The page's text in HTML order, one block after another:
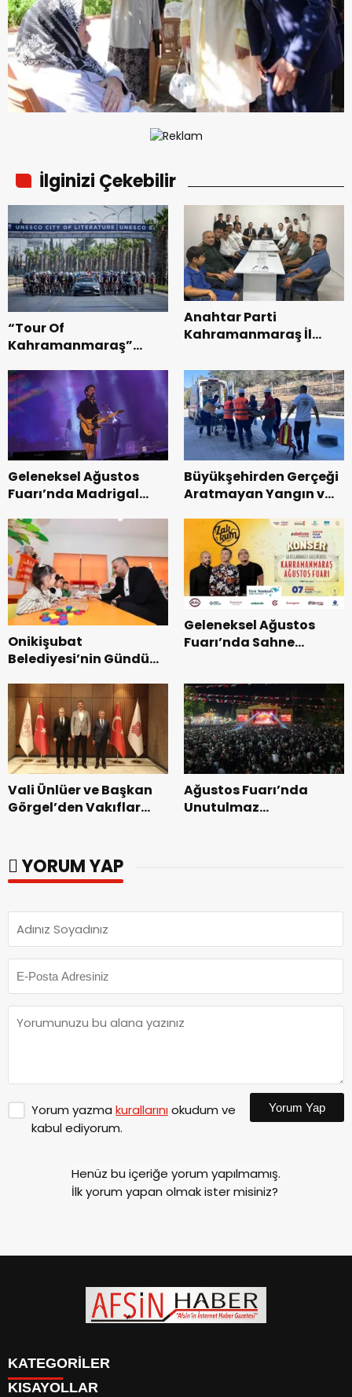
İlginizi Çekebilir
“Tour Of
Kahramanmaraş”
Bisikleti Turnuvası
Tamamlandı.
Anahtar Parti
Kahramanmaraş İl
Teşkilatı ile buluştu.
Geleneksel Ağustos
Fuarı’nda Madrigal
Büyükşehirden Gerçeği
Aratmayan Yangın ve
Onikişubat
Belediyesi’nin Gündüz
dönemin ön kayıtları
başladı.
Geleneksel Ağustos
Fuarı’nda Sahne
Vali Ünlüer ve Başkan
Görgel’den Vakıflar
Ağustos Fuarı’nda
Unutulmaz
YORUM YAP
Yorum yazma kurallarınıokudum ve
kabul ediyorum.
Yorum Yap
Henüz bu içeriğe yorum yapılmamış.
İlk yorum yapan olmak ister misiniz?
KATEGORİLER
KISAYOLLAR